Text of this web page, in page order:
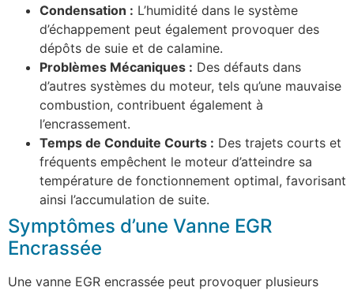
Condensation : L’humidité dans le système
d’échappement peut également provoquer des
dépôts de suie et de calamine.
Problèmes Mécaniques : Des défauts dans
d’autres systèmes du moteur, tels qu’une mauvaise
combustion, contribuent également à
l’encrassement.
Temps de Conduite Courts : Des trajets courts et
fréquents empêchent le moteur d’atteindre sa
température de fonctionnement optimal, favorisant
ainsi l’accumulation de suite.
Symptômes d’une Vanne EGR
Encrassée
Une vanne EGR encrassée peut provoquer plusieurs